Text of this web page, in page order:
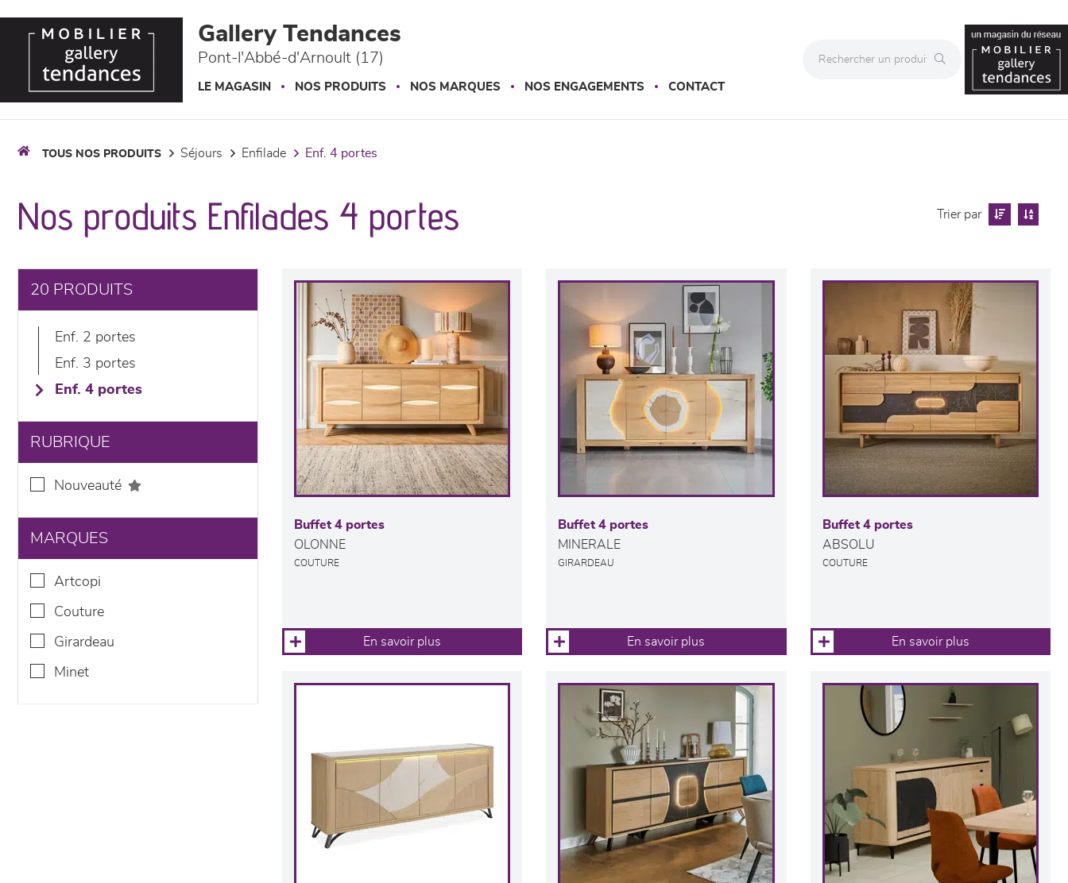
Gallery Tendances
Pont-l'Abbé-d'Arnoult (17)
LE MAGASIN NOS PRODUITS NOS MARQUES NOS ENGAGEMENTS CONTACT
TOUS NOS PRODUITS séjours enfilade enf. 4 portes
Nos produits Enfilades 4 portes Trier par
20 PRODUITS
enf. 2 portes
enf. 3 portes
enf. 4 portes
RUBRIQUE
nouveauté
MARQUES
artcopi
couture
girardeau
minet
Buffet 4 portes
OLONNE
COUTURE
En savoir plus
Buffet 4 portes
MINERALE
GIRARDEAU
En savoir plus
Buffet 4 portes
ABSOLU
COUTURE
En savoir plus